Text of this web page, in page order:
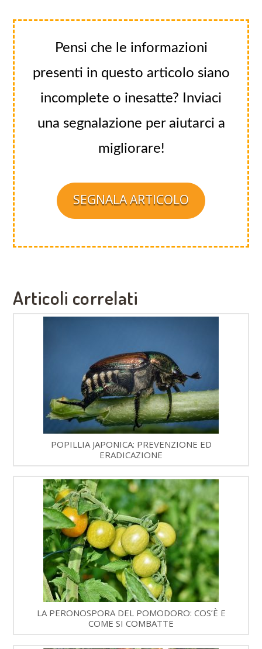
Pensi che le informazioni
presenti in questo articolo siano
incomplete o inesatte? Inviaci
una segnalazione per aiutarci a
migliorare!
SEGNALA ARTICOLO
Articoli correlati
POPILLIA JAPONICA: PREVENZIONE ED
ERADICAZIONE
LA PERONOSPORA DEL POMODORO: COS’È E
COME SI COMBATTE